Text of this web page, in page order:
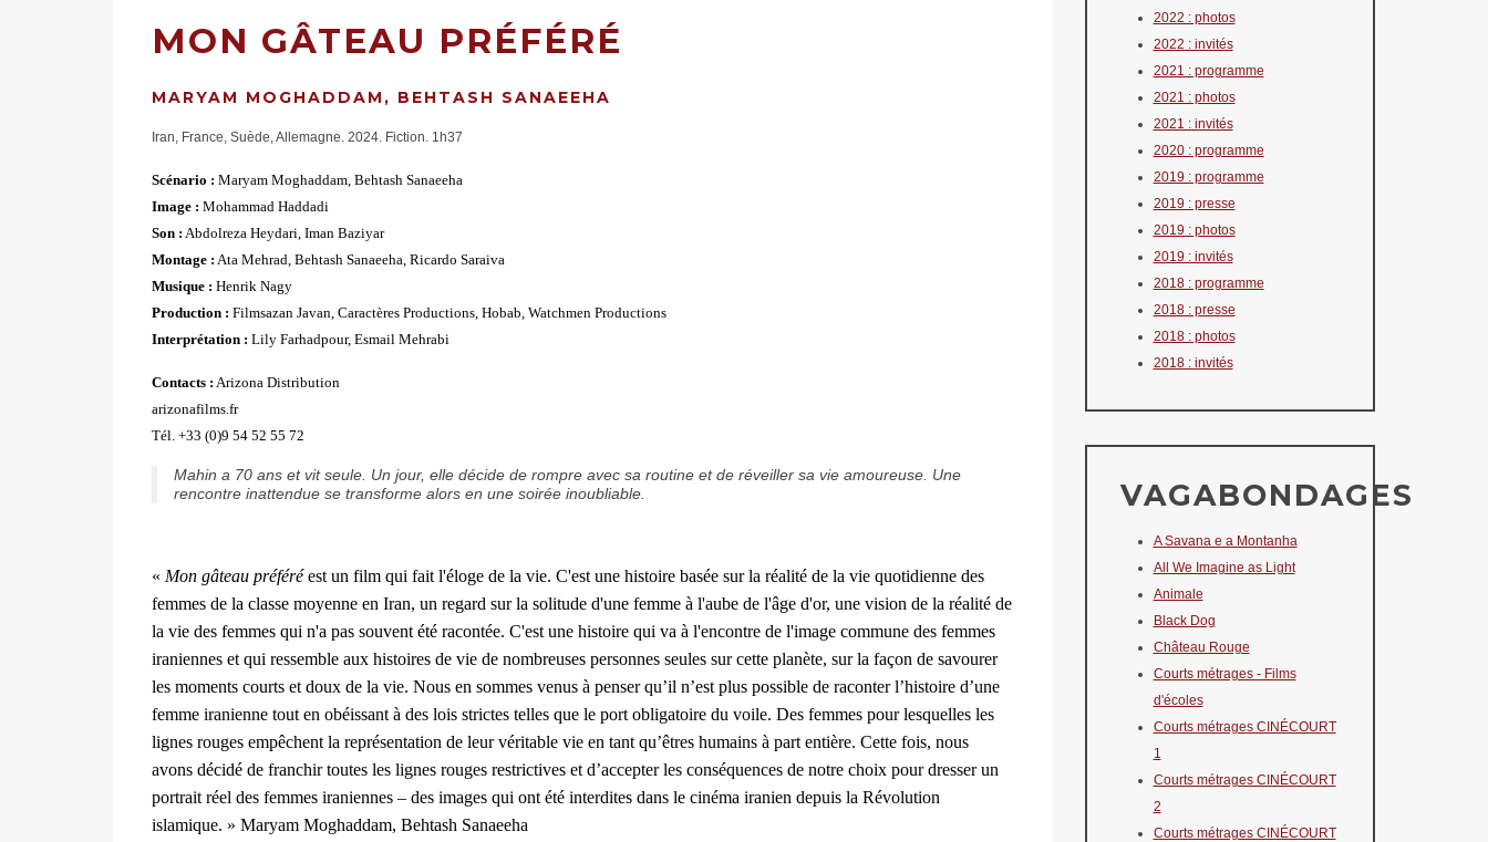
MON GÂTEAU PRÉFÉRÉ
MARYAM MOGHADDAM, BEHTASH SANAEEHA
Iran, France, Suède, Allemagne. 2024. Fiction. 1h37
Scénario : Maryam Moghaddam, Behtash Sanaeeha
Image : Mohammad Haddadi
Son : Abdolreza Heydari, Iman Baziyar
Montage : Ata Mehrad, Behtash Sanaeeha, Ricardo Saraiva
Musique : Henrik Nagy
Production : Filmsazan Javan, Caractères Productions, Hobab, Watchmen Productions
Interprétation : Lily Farhadpour, Esmail Mehrabi
Contacts : Arizona Distribution
arizonafilms.fr
Tél. +33 (0)9 54 52 55 72
Mahin a 70 ans et vit seule. Un jour, elle décide de rompre avec sa routine et de réveiller sa vie amoureuse. Une
rencontre inattendue se transforme alors en une soirée inoubliable.
« Mon gâteau préféréest un film qui fait l'éloge de la vie. C'est une histoire basée sur la réalité de la vie quotidienne des
femmes de la classe moyenne en Iran, un regard sur la solitude d'une femme à l'aube de l'âge d'or, une vision de la réalité de
la vie des femmes qui n'a pas souvent été racontée. C'est une histoire qui va à l'encontre de l'image commune des femmes
iraniennes et qui ressemble aux histoires de vie de nombreuses personnes seules sur cette planète, sur la façon de savourer
les moments courts et doux de la vie. Nous en sommes venus à penser qu’il n’est plus possible de raconter l’histoire d’une
femme iranienne tout en obéissant à des lois strictes telles que le port obligatoire du voile. Des femmes pour lesquelles les
lignes rouges empêchent la représentation de leur véritable vie en tant qu’êtres humains à part entière. Cette fois, nous
avons décidé de franchir toutes les lignes rouges restrictives et d’accepter les conséquences de notre choix pour dresser un
portrait réel des femmes iraniennes – des images qui ont été interdites dans le cinéma iranien depuis la Révolution
islamique. » Maryam Moghaddam, Behtash Sanaeeha
2022 : photos
2022 : invités
2021 : programme
2021 : photos
2021 : invités
2020 : programme
2019 : programme
2019 : presse
2019 : photos
2019 : invités
2018 : programme
2018 : presse
2018 : photos
2018 : invités
VAGABONDAGES
A Savana e a Montanha
All We Imagine as Light
Animale
Black Dog
Château Rouge
Courts métrages - Films
d'écoles
Courts métrages CINÉCOURT
1
Courts métrages CINÉCOURT
2
Courts métrages CINÉCOURT